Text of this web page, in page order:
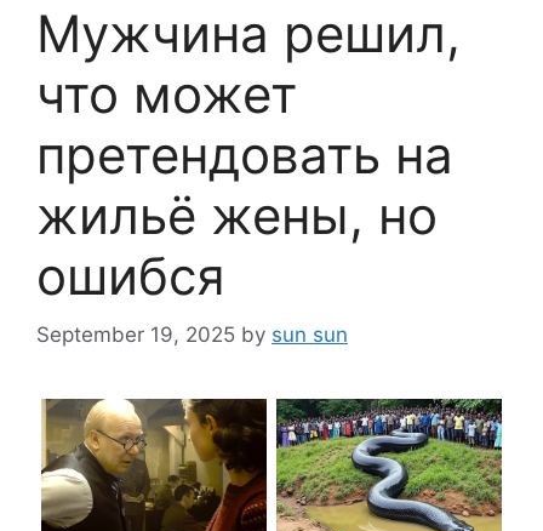
Мужчина решил,
что может
претендовать на
жильё жены, но
ошибся
September 19, 2025 by sun sun